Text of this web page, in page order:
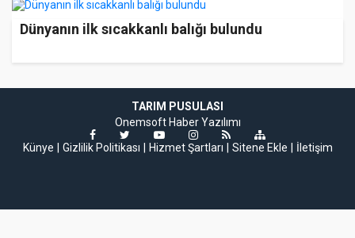
Dünyanın ilk sıcakkanlı balığı bulundu
TARIM PUSULASI
Onemsoft Haber Yazılımı
Künye
Gizlilik Politikası Hizmet Şartları Sitene Ekle İletişim